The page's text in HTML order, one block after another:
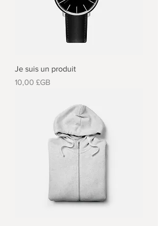
Je suis un produit
Prix
10,00 £GB